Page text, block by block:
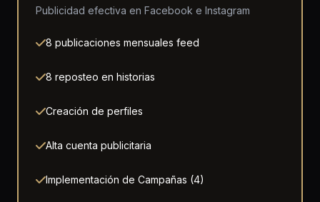
Publicidad efectiva en Facebook e Instagram
8 publicaciones mensuales feed
8 reposteo en historias
Creación de perfiles
Alta cuenta publicitaria
Implementación de Campañas (4)